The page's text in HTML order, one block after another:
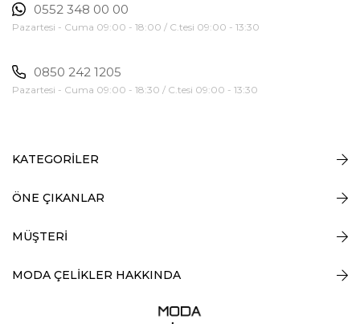
0552 348 00 00
Pazartesi - Cuma 09:00 - 18:00 / C.tesi 09:00 - 13:30
0850 242 1205
Pazartesi - Cuma 09:00 - 18:30 / C.tesi 09:00 - 13:30
KATEGORİLER
ÖNE ÇIKANLAR
MÜŞTERİ
MODA ÇELİKLER HAKKINDA